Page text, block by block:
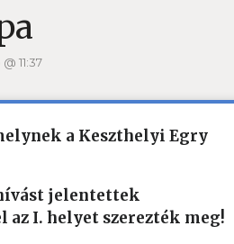
11:37
a Keszthelyi Egry
jelentettek
I. helyet szerezték meg!